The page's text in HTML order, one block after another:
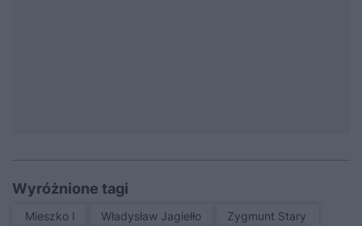
Wyróżnione tagi
Mieszko I Władysław Jagiełło Zygmunt Stary